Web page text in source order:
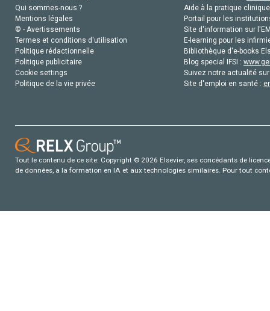
Qui sommes-nous ?
Mentions légales
© - Avertissements
Termes et conditions d'utilisation
Politique rédactionnelle
Politique publicitaire
Cookie settings
Politique de la vie privée
Aide à la pratique
Portail pour les
Site d'information sur
E-learning pour les
Bibliothèque d'e-books
Blog special IFSI :
Suivez notre actualité
Site d'emploi en santé :
Tout le contenu de ce site: Copyright © 2026 Elsevier, ses concédants de
de données, a la formation en IA et aux technologies similaires. Pour tout